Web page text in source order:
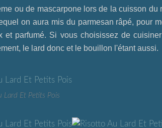
ou de mascarpone lors de la cuisson du
on aura mis du parmesan râpé, pour
et parfumé. Si vous choisissez de
le lard donc et le bouillon l'étant aussi.
Lard Et Petits Pois